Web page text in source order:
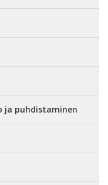
ja puhdistaminen